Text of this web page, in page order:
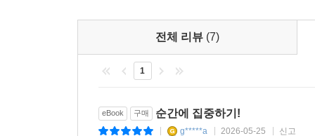
전체 리뷰 (7)
1
eBook 구매 순간에 집중하기!
g*****a 2026-05-25 신고